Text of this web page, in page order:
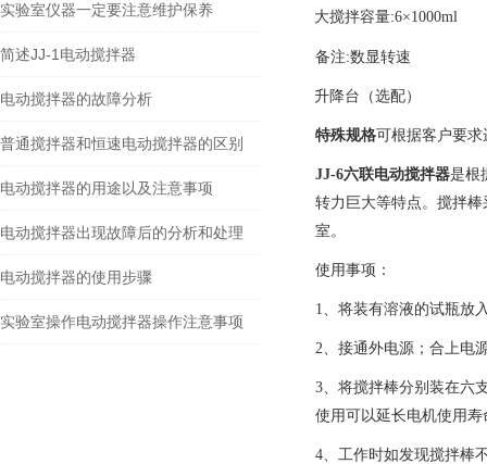
实验室仪器一定要注意维护保养
简述JJ-1电动搅拌器
电动搅拌器的故障分析
普通搅拌器和恒速电动搅拌器的区别
电动搅拌器的用途以及注意事项
电动搅拌器出现故障后的分析和处理
电动搅拌器的使用步骤
实验室操作电动搅拌器操作注意事项
大搅拌容量:6×1000ml
备注:数显转速
升降台（选配）
特殊规格可根据客户要求
JJ-6六联电动搅拌器是根
转力巨大等特点。搅拌
室。
使用事项：
1、将装有溶液的试瓶放
2、接通外电源；合上电
3、将搅拌棒分别装在六
使用可以延长电机使用寿
4、工作时如发现搅拌棒